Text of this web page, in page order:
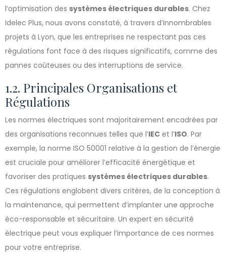
l’optimisation des systèmes électriques durables. Chez
Idelec Plus, nous avons constaté, à travers d’innombrables
projets à Lyon, que les entreprises ne respectant pas ces
régulations font face à des risques significatifs, comme des
pannes coûteuses ou des interruptions de service.
1.2. Principales Organisations et
Régulations
Les normes électriques sont majoritairement encadrées par
des organisations reconnues telles que l’IEC et l’ISO. Par
exemple, la norme ISO 50001 relative à la gestion de l’énergie
est cruciale pour améliorer l’efficacité énergétique et
favoriser des pratiques systèmes électriques durables.
Ces régulations englobent divers critères, de la conception à
la maintenance, qui permettent d’implanter une approche
éco-responsable et sécuritaire. Un expert en sécurité
électrique peut vous expliquer l’importance de ces normes
pour votre entreprise.